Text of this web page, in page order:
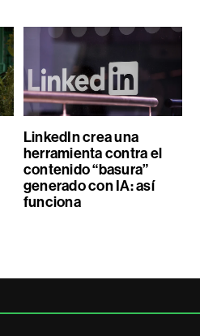
LinkedIn crea una
herramienta contra el
contenido “basura”
generado con IA: así
funciona